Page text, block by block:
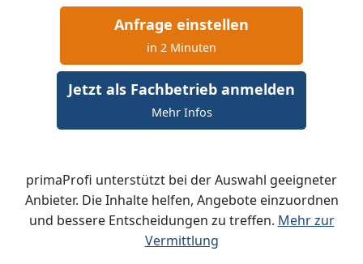
Anfrage einstellen
in 2 Minuten
Jetzt als Fachbetrieb anmelden
Mehr Infos
primaProfi unterstützt bei der Auswahl geeigneter
Anbieter. Die Inhalte helfen, Angebote einzuordnen
und bessere Entscheidungen zu treffen. Mehr zur
Vermittlung